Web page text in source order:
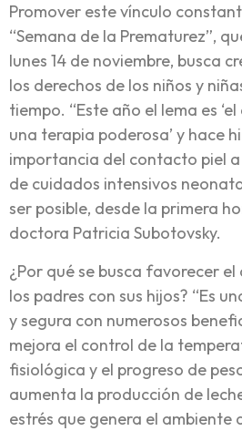
Promover este vínculo
“Semana de la Prematurez”,
lunes 14 de noviembre, busca
los derechos de los niños y
tiempo. “Este año el lema es
una terapia poderosa’ y hace
importancia del contacto piel a
de cuidados intensivos
ser posible, desde la primera
doctora Patricia Subotovsky.
¿Por qué se busca favorecer
los padres con sus hijos? “Es
y segura con numerosos
mejora el control de la
fisiológica y el progreso de
aumenta la producción de
estrés que genera el ambiente